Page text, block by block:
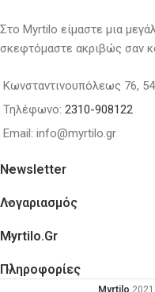
Στο Myrtilo είμαστε μια
σκεφτόμαστε ακριβώς σαν
Κωνσταντινουπόλεως 76,
Τηλέφωνο: 2310-908122
Email: info@myrtilo.gr
Newsletter
Λογαριασμός
Myrtilo.gr
Πληροφορίες
Myrtilo